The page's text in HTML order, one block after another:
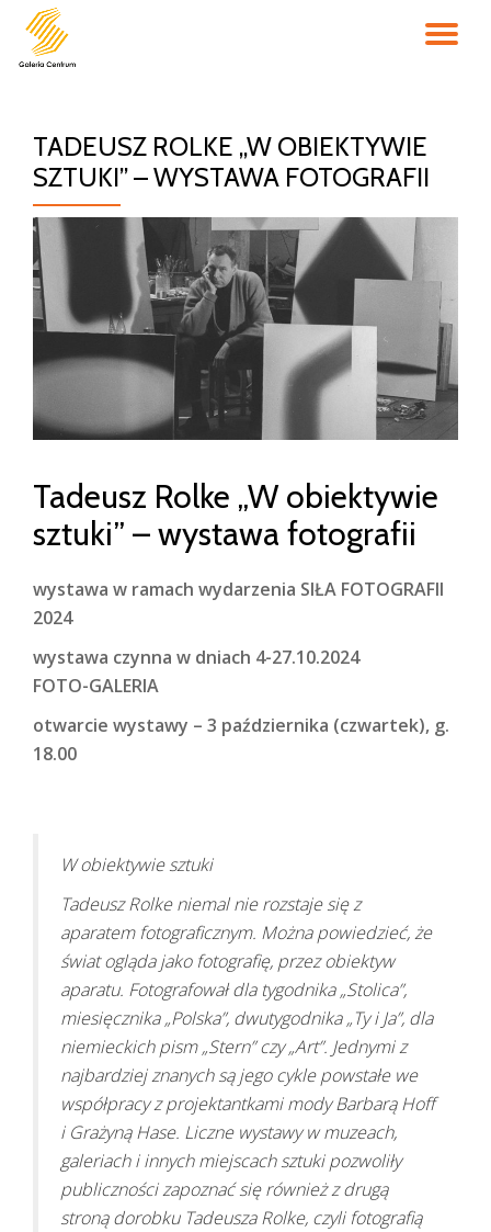
Przejdź
TADEUSZ ROLKE „W OBIEKTYWIE
SZTUKI” – WYSTAWA FOTOGRAFII
Tadeusz Rolke „W obiektywie
sztuki” – wystawa fotografii
wystawa w ramach wydarzenia SIŁA FOTOGRAFII
2024
wystawa czynna w dniach 4-27.10.2024
FOTO-GALERIA
otwarcie wystawy – 3 października (czwartek), g.
18.00
W obiektywie sztuki
Tadeusz Rolke niemal nie rozstaje się z
aparatem fotograficznym. Można powiedzieć, że
świat ogląda jako fotografię, przez obiektyw
aparatu. Fotografował dla tygodnika „Stolica”,
miesięcznika „Polska”, dwutygodnika „Ty i Ja”, dla
niemieckich pism „Stern” czy „Art”. Jednymi z
najbardziej znanych są jego cykle powstałe we
współpracy z projektantkami mody Barbarą Hoff
i Grażyną Hase. Liczne wystawy w muzeach,
galeriach i innych miejscach sztuki pozwoliły
publiczności zapoznać się również z drugą
stroną dorobku Tadeusza Rolke, czyli fotografią